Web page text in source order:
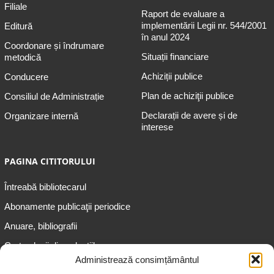
Administrează consimțământul
Filiale
Editură
Coordonare și îndrumare
metodică
Conducere
Consiliul de Administrație
Organizare internă
Raport de evaluare a
implementării Legii nr. 544/2001
în anul 2024
Situații financiare
Achiziții publice
Plan de achiziţii publice
Declarații de avere și de
interese
PAGINA CITITORULUI
Întreabă bibliotecarul
Abonamente publicaţii periodice
Anuare, bibliografii
Cartea lunii din colecțiile